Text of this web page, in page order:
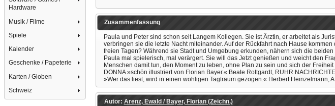
Hardware
Musik / Filme
Spiele
Kalender
Geschenke / Papeterie
Karten / Globen
Schweiz
Zusammenfassung
Paula und Peter sind schon seit Langem Kollegen. Sie ist Ärztin, er arbeitet als
verbringen sie die letzte Nacht miteinander. Auf der Rückfahrt nach Hause
freien Tagen? Während sie Stadt und Umgebung erkunden, nähern sich die
Paula mal spielerisch, mal verärgert. Sie will das Jetzt genießen und weicht den
Menschen damit tun, den Moment zu leben, ohne Plan zu sein und sich der
DONNA »schön illustriert von Florian Bayer.« Beate Rottgardt, RUHR
»Wer das liest, wird in einen wohligen Tagtraum gezogen.« Herbert Heinzelmann,
Autor: Arenz, Ewald / Bayer, Florian (Zeichn.)